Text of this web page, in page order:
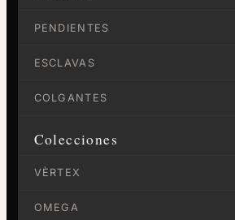
PENDIENTES
ESCLAVAS
COLGANTES
Colecciones
VÈRTEX
OMEGA